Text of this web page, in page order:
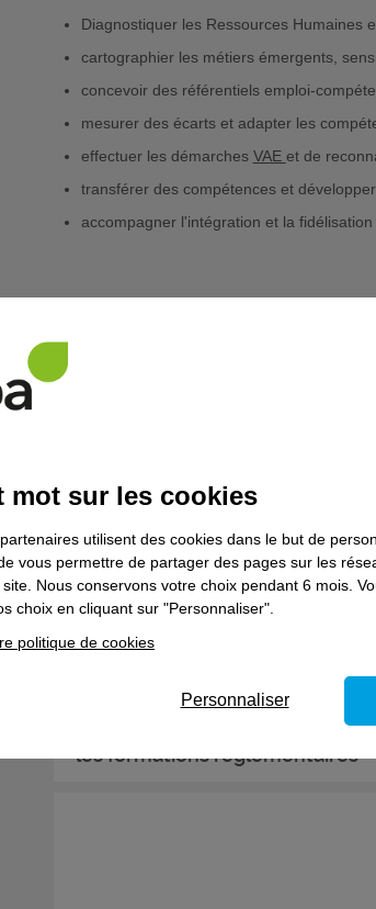
Diagnostiquer les Ressources Humaines
cartographier les métiers émergents,
concevoir des référentiels emploi-
mesurer des écarts et adapter les
effectuer les démarches VAE et de
transférer des compétences et
accompagner l'intégration et la fidélisation
Sur le même sujet
- 13/04/2016
Les TPE-PME se concentrent
les formations réglementaires
mot sur les cookies
utilisent des cookies dans le but de
vous permettre de partager des pages sur les
Nous conservons votre choix pendant 6 mois.
choix en cliquant sur "Personnaliser".
politique de cookies
Personnaliser